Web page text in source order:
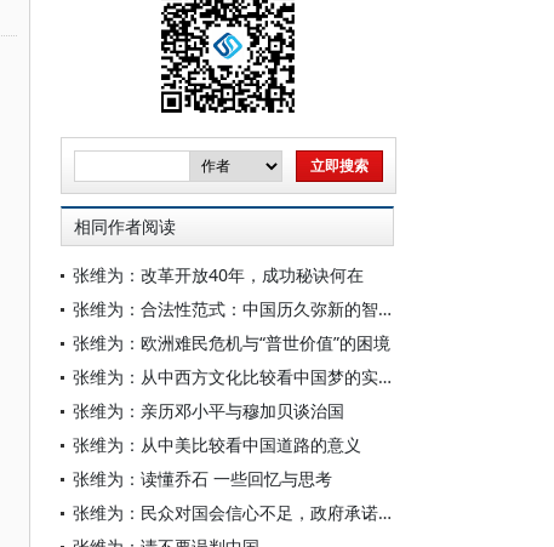
相同作者阅读
张维为：改革开放40年，成功秘诀何在
张维为：合法性范式：中国历久弥新的智慧
张维为：欧洲难民危机与“普世价值”的困境
张维为：从中西方文化比较看中国梦的实现
张维为：亲历邓小平与穆加贝谈治国
张维为：从中美比较看中国道路的意义
张维为：读懂乔石 一些回忆与思考
张维为：民众对国会信心不足，政府承诺不能兑现